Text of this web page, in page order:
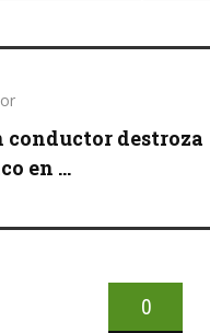
conductor destroza
en ...
0